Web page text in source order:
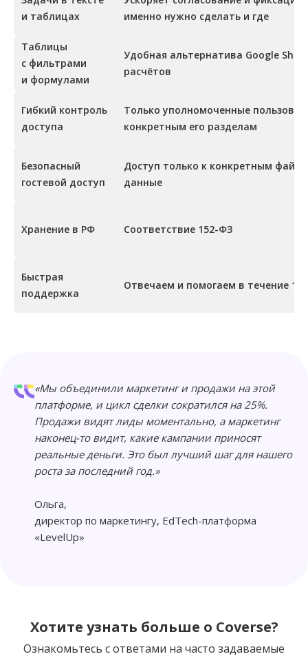
и таблицах
Таблицы
с фильтрами
и формулами
Гибкий контроль
доступа
Безопасный
гостевой доступ
Хранение в РФ
Быстрая
поддержка
именно нужно сделать и где
Удобная альтернатива Google
расчётов
Только уполномоченные
конкретным его разделам
Доступ только к конкретным
данные
Соответствие 152-ФЗ
Отвечаем и помогаем в течение 1
«Мы объединили маркетинг и продажи на этой
платформе, и цикл сделки сократился на 25%.
Продажи видят лиды моментально, а маркетинг
наконец-то видит, какие кампании приносят
реальные деньги. Это был лучший шаг для нашего
роста за последний год.»
Ольга,
директор по маркетингу, EdTech-платформа
«LevelUp»
Хотите узнать больше о Coverse?
Ознакомьтесь с ответами на часто задаваемые